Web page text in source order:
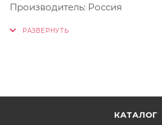
Производитель: Россия
КАТАЛОГ